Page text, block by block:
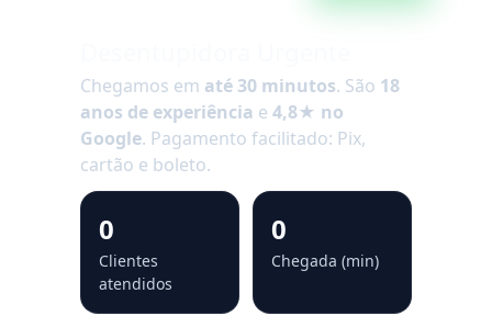
Chegamos em até 30 minutos. São 18
anos de experiência e 4,8★ no
Google. Pagamento facilitado: Pix,
cartão e boleto.
0
Clientes
atendidos
0
Chegada (min)